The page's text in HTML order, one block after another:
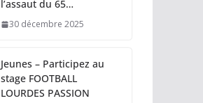
l’assaut du 65…
30 décembre 2025
Jeunes – Participez au
stage FOOTBALL
LOURDES PASSION